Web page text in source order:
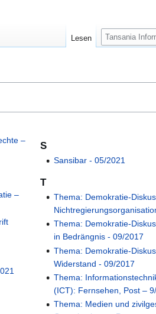
–
–
S
Sansibar - 05/2021
T
Thema: Demokratie-
Thema: Demokratie-
in Bedrängnis - 09/2017
Thema: Demokratie-
Widerstand - 09/2017
Thema:
(ICT): Fernsehen, Post –
Thema: Medien und
Lesen
S
u
e